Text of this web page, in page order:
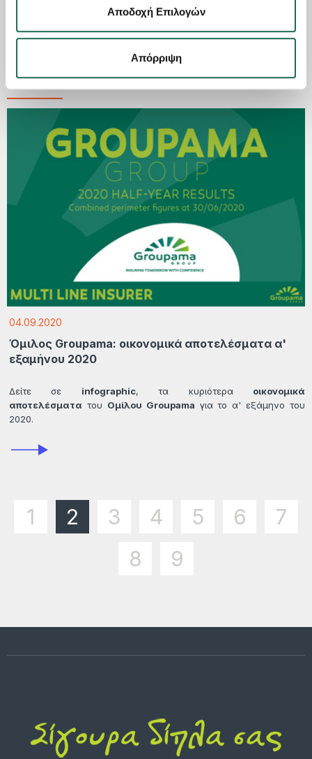
Αποδοχή Επιλογών
Απόρριψη
, τα κυριότεραοικονομικά αποτελέσματα
τουΟμίλου Groupamaγια το 2020.
04.09.2020
Όμιλος Groupama: οικονομικά αποτελέσματα α'
εξαμήνου 2020
Δείτε σε infographic, τα κυριότερα οικονομικά
αποτελέσματα του Ομίλου Groupama για το α' εξάμηνο του
2020.
1 2 3 4 5 6
7
8
9